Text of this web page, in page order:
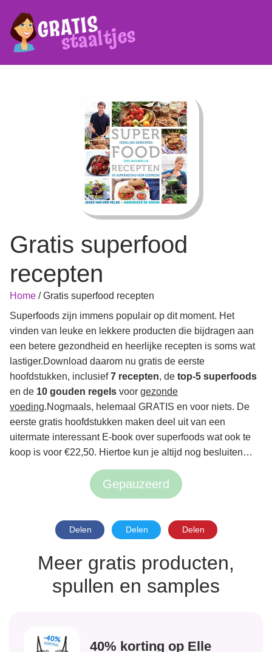
Gratis superfood
recepten
Home /Gratis superfood recepten
Superfoods zijn immens populair op dit moment. Het
vinden van leuke en lekkere producten die bijdragen aan
een betere gezondheid en heerlijke recepten is soms wat
lastiger.Download daarom nu gratis de eerste
hoofdstukken, inclusief7 recepten, de top-5 superfoods
en de 10 gouden regels voor gezonde
voeding.Nogmaals, helemaal GRATIS en voor niets. De
eerste gratis hoofdstukken maken deel uit van een
uitermate interessant E-book over superfoods wat ook te
koop is voor €22,50. Hiertoe kun je altijd nog besluiten…
Gepauzeerd
Delen Delen Delen
Meer gratis producten,
spullen en samples
40% korting op Elle